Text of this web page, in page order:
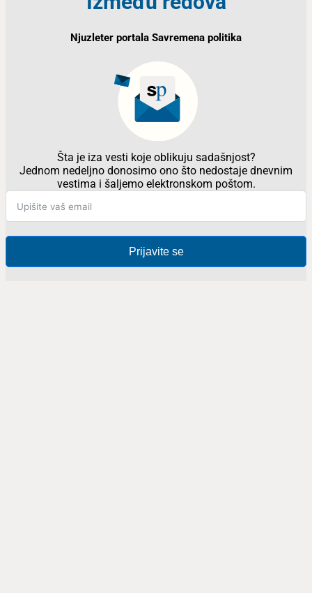
Njuzleter portala Savremena politika
Šta je iza vesti koje oblikuju sadašnjost?
Jednom nedeljno donosimo ono što nedostaje dnevnim
vestima i šaljemo elektronskom poštom.
Prijavite se